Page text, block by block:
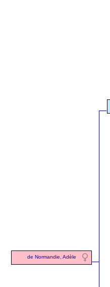
de Normandie, Adèle